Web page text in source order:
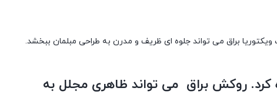
کرد. روکش براق می تواند ظاهری مجلل به